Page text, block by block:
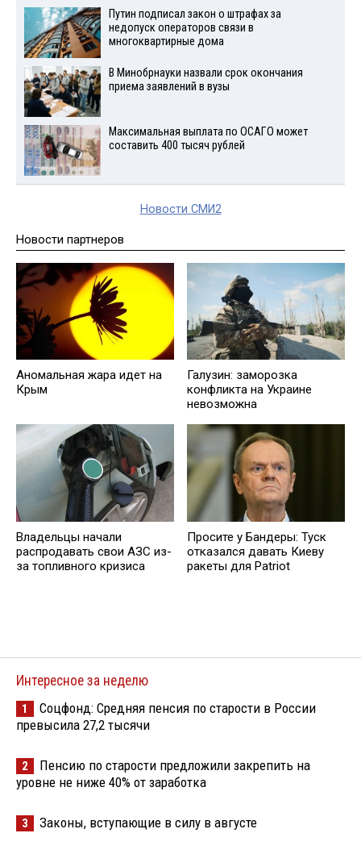
Путин подписал закон о штрафах за
недопуск операторов связи в
многоквартирные дома
В Минобрнауки назвали срок окончания
приема заявлений в вузы
Максимальная выплата по ОСАГО может
составить 400 тысяч рублей
Новости СМИ2
Новости партнеров
Аномальная жара идет на
Крым
Галузин: заморозка
конфликта на Украине
невозможна
Владельцы начали
распродавать свои АЗС из-
за топливного кризиса
Просите у Бандеры: Туск
отказался давать Киеву
ракеты для Patriot
Интересное за неделю
1
Соцфонд: Средняя пенсия по старости в России
превысила 27,2 тысячи
2
Пенсию по старости предложили закрепить на
уровне не ниже 40% от заработка
3 Законы, вступающие в силу в августе